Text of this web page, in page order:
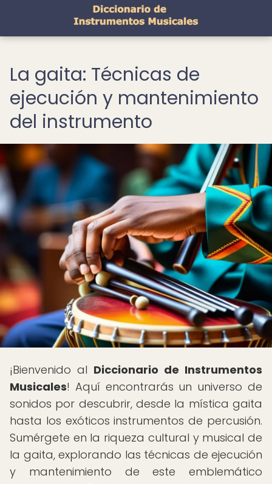
La gaita: Técnicas de
ejecución y mantenimiento
del instrumento
¡Bienvenido al Diccionario de Instrumentos
Musicales! Aquí encontrarás un universo de
sonidos por descubrir, desde la mística gaita
hasta los exóticos instrumentos de percusión.
Sumérgete en la riqueza cultural y musical de
la gaita, explorando las técnicas de ejecución
y mantenimiento de este emblemático